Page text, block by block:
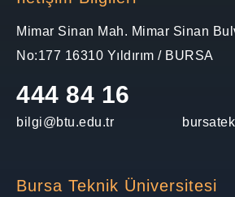
Mimar Sinan Mah. Mimar Sinan
No:177 16310 Yıldırım / BURSA
444 84 16
bilgi@btu.edu.tr
Bursa Teknik Üniversitesi